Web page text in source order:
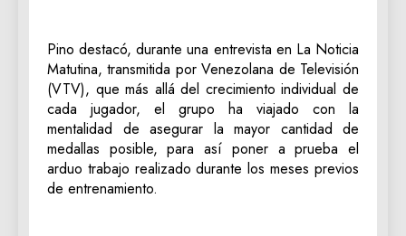
Pino destacó, durante una entrevista en La Noticia
Matutina, transmitida por Venezolana de Televisión
(VTV), que más allá del crecimiento individual de
cada jugador, el grupo ha viajado con la
mentalidad de asegurar la mayor cantidad de
medallas posible, para así poner a prueba el
arduo trabajo realizado durante los meses previos
de entrenamiento.